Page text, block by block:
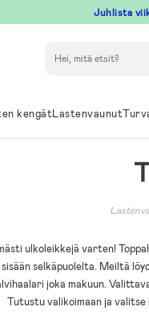
Juhlista
kengätLastenvaunut
ulkoleikkejä varten!
selkäpuolelta. Meiltä
joka makuun.
Tutustu valikoimaan ja valitse